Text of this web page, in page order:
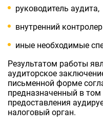
руководитель аудита,
внутренний
иные необходимые
Результатом работы
аудиторское
письменной форме
предназначенный в том
предоставления
налоговый орган.